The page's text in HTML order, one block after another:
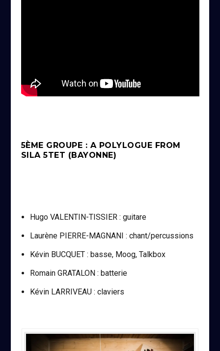
5ÈME GROUPE : A POLYLOGUE FROM
SILA 5TET (BAYONNE)
Hugo VALENTIN-TISSIER : guitare
Laurène PIERRE-MAGNANI : chant/percussions
Kévin BUCQUET : basse, Moog, Talkbox
Romain GRATALON : batterie
Kévin LARRIVEAU : claviers